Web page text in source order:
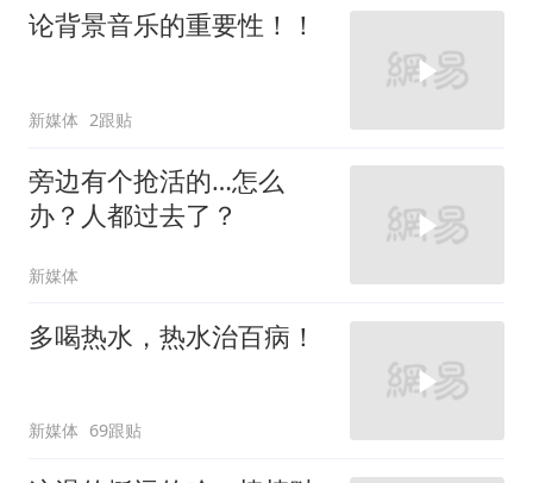
论背景音乐的重要性！！
新媒体 2跟贴
旁边有个抢活的…怎么
办？人都过去了？
新媒体
多喝热水，热水治百病！
新媒体 69跟贴